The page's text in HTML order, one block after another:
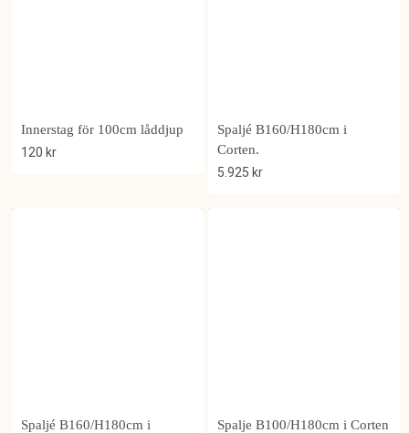
Innerstag för 100cm låddjup
120 kr
Spaljé B160/H180cm i
Corten.
5.925 kr
Spaljé B160/H180cm i
Spalje B100/H180cm i Corten